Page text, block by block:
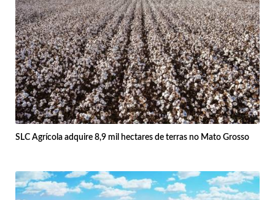
SLC Agrícola adquire 8,9 mil hectares de terras no Mato Grosso